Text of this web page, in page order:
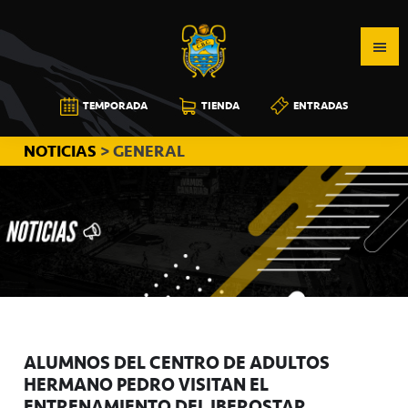
a
la
navegación
principal
al
contenido
principal
a
la
barra
lateral
principal
CB
CANARIAS
TEMPORADA TIENDA ENTRADAS
NOTICIAS > GENERAL
ALUMNOS DEL CENTRO DE ADULTOS
HERMANO PEDRO VISITAN EL